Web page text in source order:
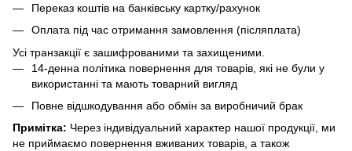
Переказ коштів на банківську картку/рахунок
Оплата під час отримання замовлення (післяплата)
Усі транзакції є зашифрованими та захищеними.
14-денна політика повернення для товарів, які не були у
використанні та мають товарний вигляд
Повне відшкодування або обмін за виробничий брак
Примітка: Через індивідуальний характер нашої продукції, ми
не приймаємо повернення вживаних товарів, а також